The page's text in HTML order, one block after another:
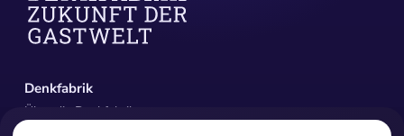
Denkfabrik
Über die Denkfabrik